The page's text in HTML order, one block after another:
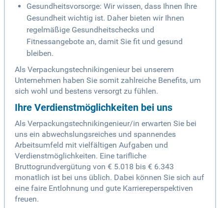
Gesundheitsvorsorge: Wir wissen, dass Ihnen Ihre
Gesundheit wichtig ist. Daher bieten wir Ihnen
regelmäßige Gesundheitschecks und
Fitnessangebote an, damit Sie fit und gesund
bleiben.
Als Verpackungstechnikingenieur bei unserem
Unternehmen haben Sie somit zahlreiche Benefits, um
sich wohl und bestens versorgt zu fühlen.
Ihre Verdienstmöglichkeiten bei uns
Als Verpackungstechnikingenieur/in erwarten Sie bei
uns ein abwechslungsreiches und spannendes
Arbeitsumfeld mit vielfältigen Aufgaben und
Verdienstmöglichkeiten. Eine tarifliche
Bruttogrundvergütung von € 5.018 bis € 6.343
monatlich ist bei uns üblich. Dabei können Sie sich auf
eine faire Entlohnung und gute Karriereperspektiven
freuen.